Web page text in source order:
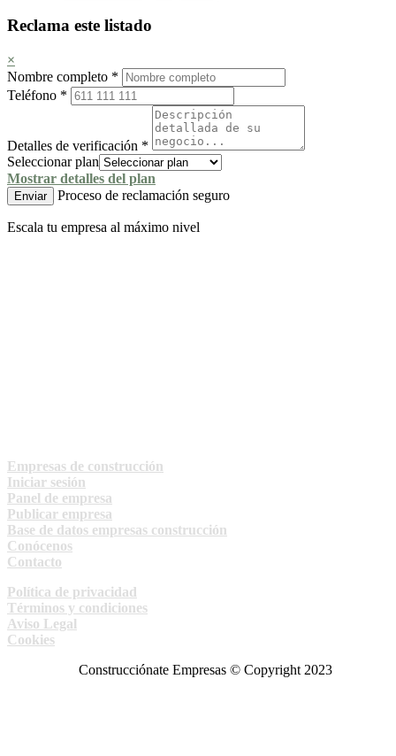
Reclama este listado
×
Nombre completo *
Teléfono *
Detalles de verificación *
Seleccionar plan
Mostrar detalles del plan
Enviar Proceso de reclamación seguro
Escala tu empresa al máximo nivel
Empresas de construcción
Iniciar sesión
Panel de empresa
Publicar empresa
Base de datos empresas construcción
Conócenos
Contacto
Política de privacidad
Términos y condiciones
Aviso Legal
Cookies
Construcciónate Empresas © Copyright 2023